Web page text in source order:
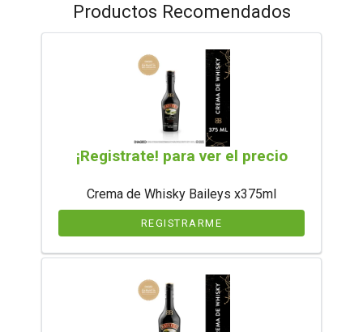
Productos Recomendados
¡Registrate! para ver el precio
Crema de Whisky Baileys x375ml
REGISTRARME